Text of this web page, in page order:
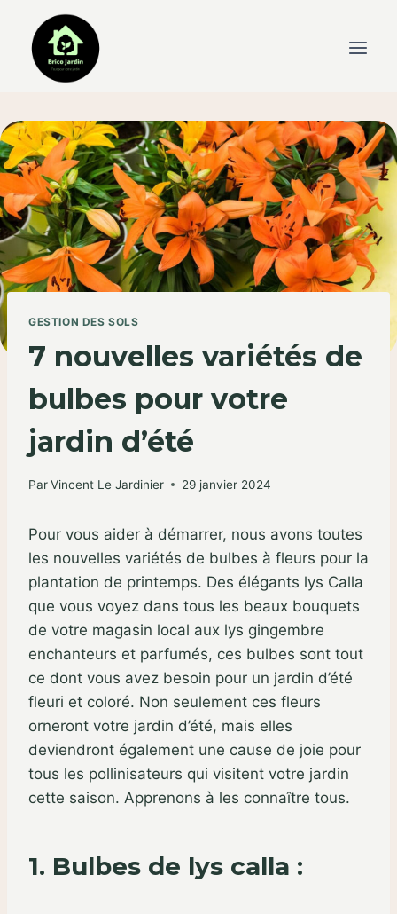
content
GESTION DES SOLS
7 nouvelles variétés de
bulbes pour votre
jardin d’été
ParVincent Le Jardinier 29 janvier 2024
Pour vous aider à démarrer, nous avons toutes
les nouvelles variétés de bulbes à fleurs pour la
plantation de printemps. Des élégants lys Calla
que vous voyez dans tous les beaux bouquets
de votre magasin local aux lys gingembre
enchanteurs et parfumés, ces bulbes sont tout
ce dont vous avez besoin pour un jardin d’été
fleuri et coloré. Non seulement ces fleurs
orneront votre jardin d’été, mais elles
deviendront également une cause de joie pour
tous les pollinisateurs qui visitent votre jardin
cette saison. Apprenons à les connaître tous.
1. Bulbes de lys calla :